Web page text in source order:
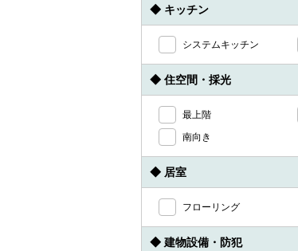
◆ キッチン
システムキッチン
◆ 住空間・採光
最上階
南向き
◆ 居室
フローリング
◆ 建物設備・防犯